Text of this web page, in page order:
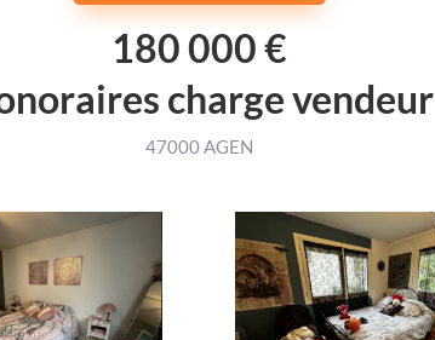
180 000 €
charge vendeur
47000 AGEN